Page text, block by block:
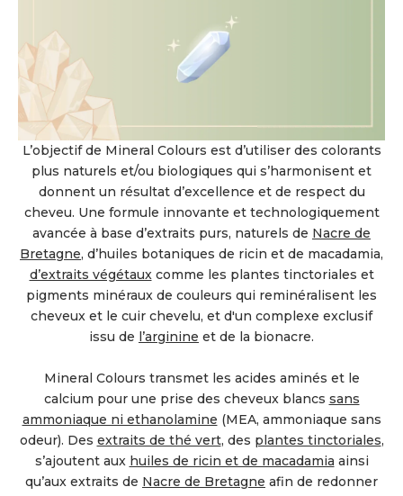
L’objectif de Mineral Colours est d’utiliser des colorants
plus naturels et/ou biologiques qui s’harmonisent et
donnent un résultat d’excellence et de respect du
cheveu. Une formule innovante et technologiquement
avancée à base d’extraits purs, naturels de Nacre de
Bretagne, d’huiles botaniques de ricin et de macadamia,
d’extraits végétauxcomme les plantes tinctoriales et
pigments minéraux de couleurs qui reminéralisent les
cheveux et le cuir chevelu, et d'un complexe exclusif
issu de l’arginine et de la bionacre.
Mineral Colours transmet les acides aminés et le
calcium pour une prise des cheveux blancs sans
ammoniaque ni ethanolamine (MEA, ammoniaque sans
odeur). Des extraits de thé vert, des plantes tinctoriales,
s’ajoutent aux huiles de ricin et de macadamia ainsi
qu’aux extraits de Nacre de Bretagne afin de redonner